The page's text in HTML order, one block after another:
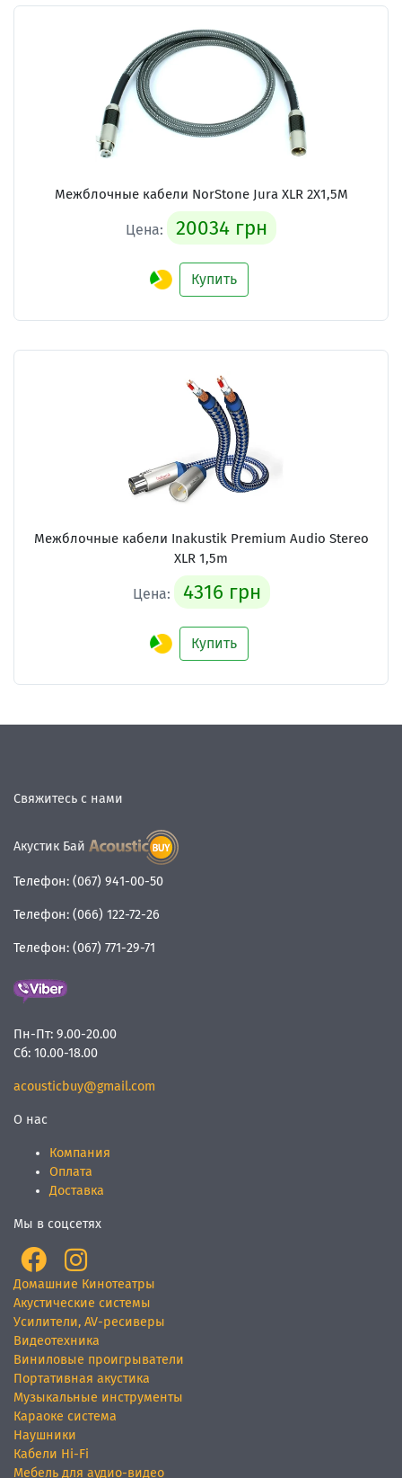
Межблочные кабели NorStone Jura XLR 2X1,5M
Цена: 20034 грн
Купить
Межблочные кабели Inakustik Premium Audio Stereo
XLR 1,5m
Цена: 4316 грн
Купить
Свяжитесь с нами
Акустик Бай
Телефон: (067) 941-00-50
Телефон: (066) 122-72-26
Телефон: (067) 771-29-71
Пн-Пт: 9.00-20.00
Сб: 10.00-18.00
acousticbuy@gmail.com
О нас
Компания
Оплата
Доставка
Мы в соцсетях
Домашние Кинотеатры
Акустические системы
Усилители, AV-ресиверы
Видеотехника
Виниловые проигрыватели
Портативная акустика
Музыкальные инструменты
Караоке система
Наушники
Кабели Hi-Fi
Мебель для аудио-видео